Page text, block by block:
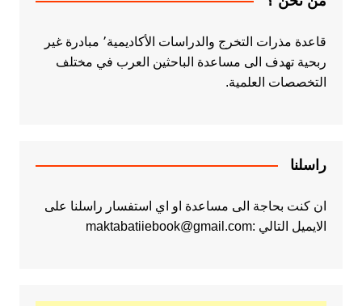
قاعدة مذرات التخرج والدراسات الأكاديمية٬ مبادرة غير
ربحية تهدف الى مساعدة الباحثين العرب في مختلف
التخصصات العلمية.
راسلنا
ان كنت بحاجة الى مساعدة او اي استفسار راسلنا على
الايميل التالي :maktabatiiebook@gmail.com